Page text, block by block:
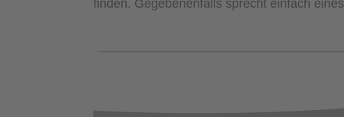
finden. Gegebenenfalls sprecht einfach